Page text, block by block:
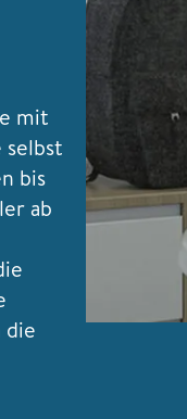
mit
selbst
bis
ab
die